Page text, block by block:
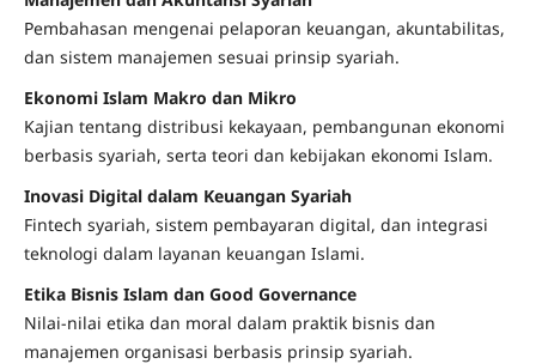
Pembahasan mengenai pelaporan keuangan, akuntabilitas,
dan sistem manajemen sesuai prinsip syariah.
Ekonomi Islam Makro dan Mikro
Kajian tentang distribusi kekayaan, pembangunan ekonomi
berbasis syariah, serta teori dan kebijakan ekonomi Islam.
Inovasi Digital dalam Keuangan Syariah
Fintech syariah, sistem pembayaran digital, dan integrasi
teknologi dalam layanan keuangan Islami.
Etika Bisnis Islam dan Good Governance
Nilai-nilai etika dan moral dalam praktik bisnis dan
manajemen organisasi berbasis prinsip syariah.